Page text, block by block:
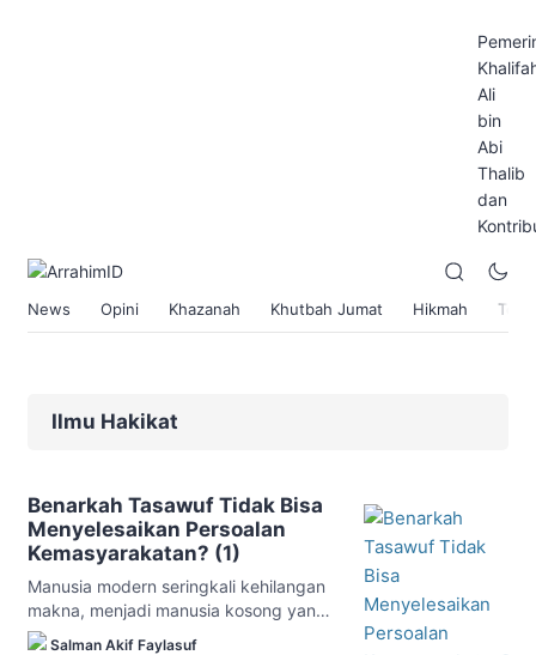
Ali
bin
Abi
Thalib
dan
News Opini Khazanah Khutbah Jumat Hikmah
Ilmu Hakikat
Benarkah Tasawuf Tidak Bisa
Menyelesaikan Persoalan
Kemasyarakatan? (1)
Manusia modern seringkali kehilangan
makna, menjadi manusia kosong yang
kering dari nilai-nilai spiritual.
Salman Akif Faylasuf